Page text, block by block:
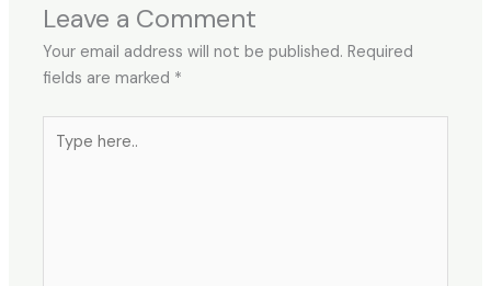
Leave a Comment
Your email address will not be published. Required
fields are marked *
here..